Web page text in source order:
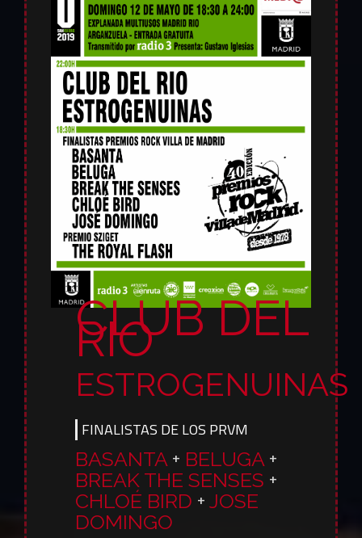
CLUB DEL
RIO
ESTROGENUINAS
FINALISTAS DE LOS PRVM
BASANTA + BELUGA +
BREAK THE SENSES +
CHLOÉ BIRD + JOSE
DOMINGO